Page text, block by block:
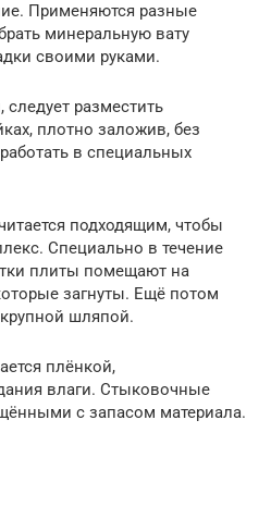
Применяются разные
минеральную вату
своими руками.
разместить
плотно заложив, без
в специальных
подходящим, чтобы
Специально в течение
плиты помещают на
загнуты. Ещё потом
шляпой.
плёнкой,
влаги. Стыковочные
с запасом материала.